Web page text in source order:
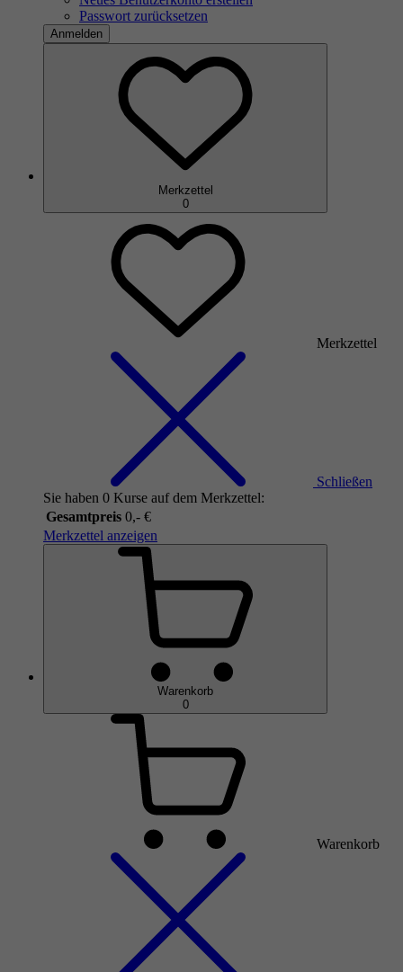
Passwort zurücksetzen
Anmelden
Merkzettel
0
Merkzettel
Schließen
Sie haben 0 Kurse auf dem Merkzettel:
Gesamtpreis 0,- €
Merkzettel anzeigen
Warenkorb
0
Warenkorb